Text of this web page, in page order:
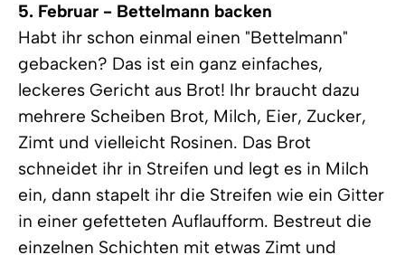
5. Februar - Bettelmann backen
Habt ihr schon einmal einen "Bettelmann"
gebacken? Das ist ein ganz einfaches,
leckeres Gericht aus Brot! Ihr braucht dazu
mehrere Scheiben Brot, Milch, Eier, Zucker,
Zimt und vielleicht Rosinen. Das Brot
schneidet ihr in Streifen und legt es in Milch
ein, dann stapelt ihr die Streifen wie ein Gitter
in einer gefetteten Auflaufform. Bestreut die
einzelnen Schichten mit etwas Zimt und